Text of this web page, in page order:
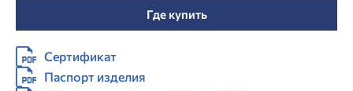
Где купить
Сертификат
Паспорт изделия